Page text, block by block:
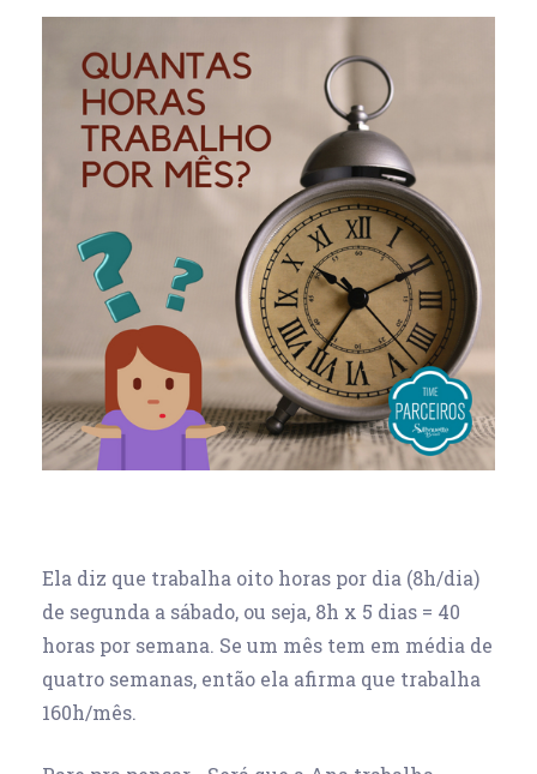
Ela diz que trabalha oito horas por dia (8h/dia)
de segunda a sábado, ou seja, 8h x 5 dias = 40
horas por semana. Se um mês tem em média de
quatro semanas, então ela afirma que trabalha
160h/mês.